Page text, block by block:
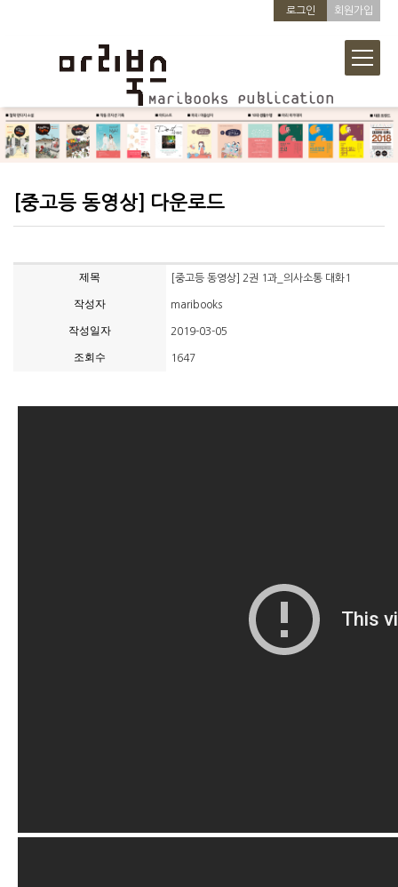
로그인 회원가입
[중고등 동영상] 다운로드
제목 [중고등 동영상] 2권 1과_의사소통 대화1
작성자 maribooks
작성일자 2019-03-05
조회수 1647